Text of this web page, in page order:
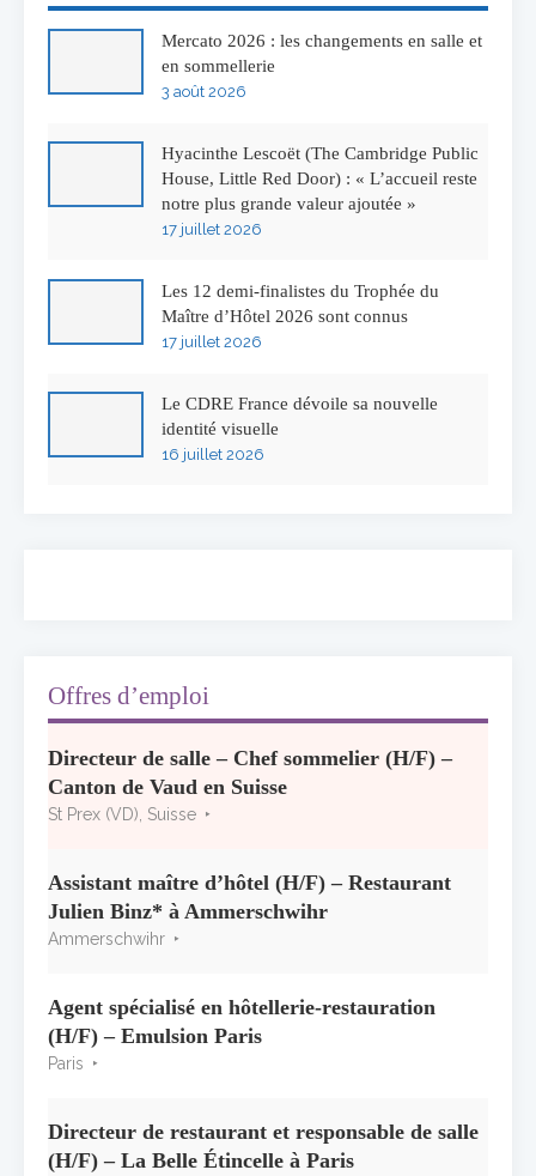
Mercato 2026 : les changements en salle et
en sommellerie
3 août 2026
Hyacinthe Lescoët (The Cambridge Public
House, Little Red Door) : « L’accueil reste
notre plus grande valeur ajoutée »
17 juillet 2026
Les 12 demi-finalistes du Trophée du
Maître d’Hôtel 2026 sont connus
17 juillet 2026
Le CDRE France dévoile sa nouvelle
identité visuelle
16 juillet 2026
sélection consacrée à la Bourgogne
7 juillet 2026
40 ans chez Georges Blanc
3 juillet 2026
Offres d’emploi
Directeur de salle – Chef sommelier (H/F) –
Canton de Vaud en Suisse
St Prex (VD), Suisse
Assistant maître d’hôtel (H/F) – Restaurant
Julien Binz* à Ammerschwihr
Ammerschwihr
Agent spécialisé en hôtellerie-restauration
(H/F) – Emulsion Paris
Paris
Directeur de restaurant et responsable de salle
(H/F) – La Belle Étincelle à Paris